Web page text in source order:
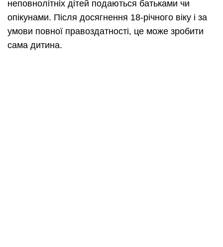
неповнолітніх дітей подаються батьками чи
опікунами. Після досягнення 18-річного віку і за
умови повної правоздатності, це може зробити
сама дитина.